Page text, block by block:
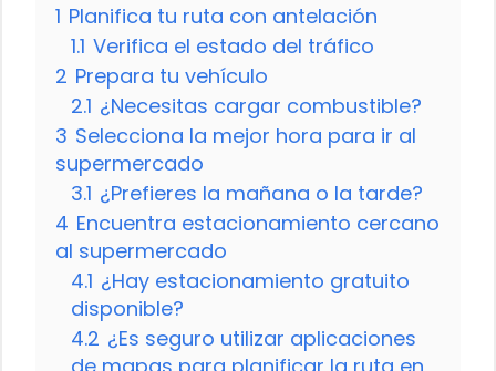
1 Planifica tu ruta con antelación
1.1 Verifica el estado del tráfico
2 Prepara tu vehículo
2.1 ¿Necesitas cargar combustible?
3 Selecciona la mejor hora para ir al
supermercado
3.1 ¿Prefieres la mañana o la tarde?
4 Encuentra estacionamiento cercano
al supermercado
4.1 ¿Hay estacionamiento gratuito
disponible?
4.2 ¿Es seguro utilizar aplicaciones